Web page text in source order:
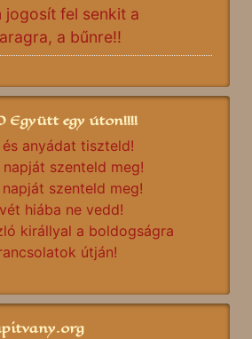
jogosít fel senkit a
a bűnre!!
Együtt egy úton!!!!
anyádat tiszteld!
szenteld meg!
szenteld meg!
hiába ne vedd!
királlyal a boldogságra
útján!